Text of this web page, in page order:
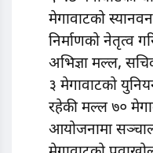
मेगावाटको
निर्माणको नेतृत्व
अभिज्ञा मल्ल,
३ मेगावाटको
रहेकी मल्ल ७०
आयोजनामा